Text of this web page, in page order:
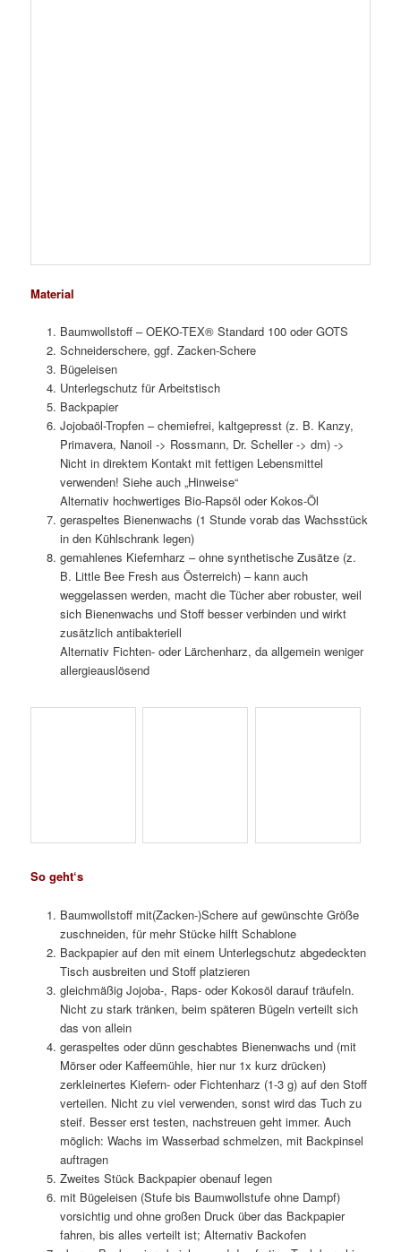
gemahlenes Kiefernharz – ohne synthetische Zusätze (z.
weggelassen werden, macht die Tücher aber robuster, weil
sich Bienenwachs und Stoff besser verbinden und wirkt
zusätzlich antibakteriell
Alternativ Fichten- oder Lärchenharz, da allgemein weniger
allergieauslösend
So geht‘s
Baumwollstoff mit(Zacken-)Schere auf gewünschte Größe
zuschneiden, für mehr Stücke hilft Schablone
Backpapier auf den mit einem Unterlegschutz abgedeckten
Tisch ausbreiten und Stoff platzieren
gleichmäßig Jojoba-, Raps- oder Kokosöl darauf träufeln.
Nicht zu stark tränken, beim späteren Bügeln verteilt sich
das von allein
geraspeltes oder dünn geschabtes Bienenwachs und (mit
Mörser oder Kaffeemühle, hier nur 1x kurz drücken)
oberes Backpapier abziehen und das fertige Tuch kurz hin-
Pflege der Tücher
aufbewahren liegend oder gerollt (lichtgeschützt, nicht zu
warm)
reinigen, ggf. mit Schwämmchen, unter fließend lauwarmen
Wasser
(alkoholfreies) Spülmittel nur bei hartnäckiger
Verschmutzung
nur ausdrücken, nicht wringen oder zu fest rubbeln; dann
sanft ausstreichen, mit den Händen Wasser abstreifen, mit
Abtrocktuch nachtrocknen, aufhängen
brüchige, schadhafte Stellen zwischen Backpapier
aufbügeln, ggf. mit Wachs und / oder Öl nachbessern